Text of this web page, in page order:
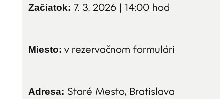
Začiatok: 7. 3. 2026 | 14:00 hod
Miesto: v rezervačnom formulári
Adresa: Staré Mesto, Bratislava